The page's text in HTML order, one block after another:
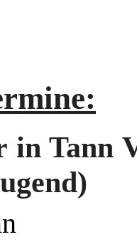
in Tann